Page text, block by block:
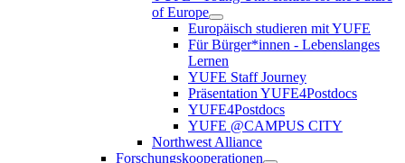
of Europe
Europäisch studieren mit YUFE
Für Bürger*innen - Lebenslanges
Lernen
YUFE Staff Journey
Präsentation YUFE4Postdocs
YUFE4Postdocs
YUFE @CAMPUS CITY
Northwest Alliance
Forschungskooperationen